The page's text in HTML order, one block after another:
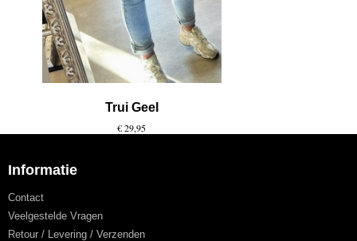
Trui Geel
€ 29,95
Informatie
Contact
Veelgestelde Vragen
Retour / Levering / Verzenden